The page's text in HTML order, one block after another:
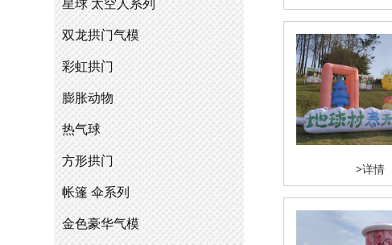
双龙拱门气模
彩虹拱门
膨胀动物
热气球
方形拱门
帐篷 伞系列
金色豪华气模
>详情